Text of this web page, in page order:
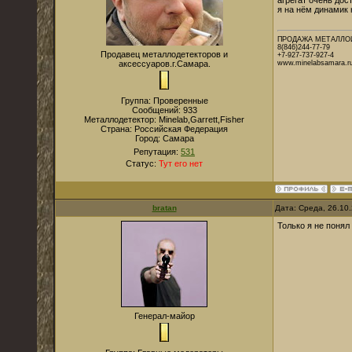
Продавец металлодетекторов и
аксессуаров.г.Самара.
Группа: Проверенные
Сообщений: 933
Металлодетектор: Minelab,Garrett,Fisher
Страна: Российская Федерация
Город: Самара
Репутация: 531
Статус: Тут его нет
я на нём динамик
ПРОДАЖА
8(846)244-77-79
+7-927-737-927-4
bratan Дата: Среда,
Генерал-майор
Только я не